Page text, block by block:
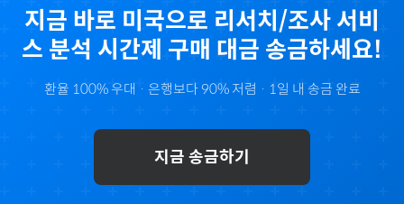
지금 바로 미국으로 리서치/조사 서비
스 분석 시간제 구매 대금 송금하세요!
환율 100% 우대 · 은행보다 90% 저렴 · 1일 내 송금 완료
지금 송금하기